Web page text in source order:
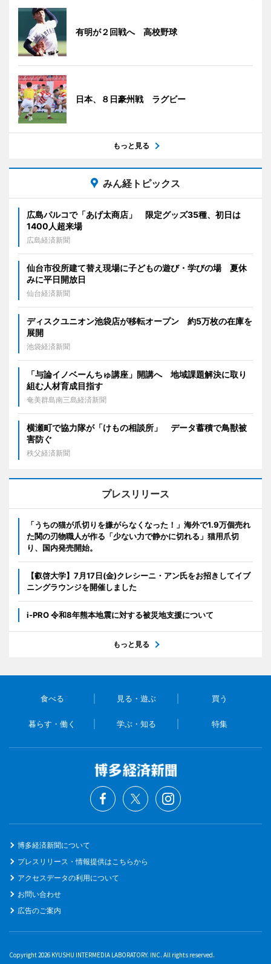
有明が２回戦へ 高校野球
日本、８日豪州戦 ラグビー
もっと見る
みん経トピックス
広島パルコで「あげ太商店」 限定グッズ35種、初日は
1400人超来場
広島経済新聞
仙台市役所建て替え現場に子どもの遊び・学びの場 夏休
みに平日開放日
仙台経済新聞
ディスクユニオン池袋店が移転オープン 約5万枚の在庫を
展開
池袋経済新聞
「与論イノベーんちゅ講座」開講へ 地域課題解決に取り
組む人材育成目指す
奄美群島南三島経済新聞
横瀬町で協力隊が「けもの相談所」 データ蓄積で鳥獣被
害防ぐ
秩父経済新聞
プレスリリース
「うちの猫が爪切りを嫌がらなくなった！」海外で1.9万個売れ
た関の刃物職人が作る「少ない力で静かに切れる」猫用爪切
り、国内発売開始。
【叡啓大学】7月17日(金)クレシーニ・アン氏をお招きしてイブ
ニングラウンジを開催しました
i-PRO 令和8年熊本地震に対する被災地支援について
もっと見る
食べる 見る・遊ぶ 買う
暮らす・働く 学ぶ・知る 特集
博多経済新聞について
プレスリリース・情報提供はこちらから
アクセスデータの利用について
お問い合わせ
広告のご案内
Copyright 2026 KYUSHU INTERMEDIA LABORATORY. INC. All rights reserved.